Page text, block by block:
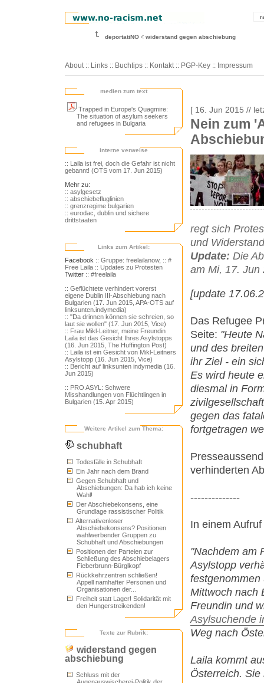
deportatiNO widerstand gegen abschiebung
About :: Links :: Buchtips :: Kontakt :: PGP-Key :: Impressum
medien zum text
Trapped in Europe's Quagmire:
The situation of asylum seekers
and refugees in Bulgaria
interne verweise
:: Laila ist frei, doch die Gefahr ist nicht
gebannt! (OTS vom 17. Jun 2015)
Mehr zu:
:: asylgesetz
:: abschiebefluglinien
:: grenzregime bulgarien
:: eurodac, dublin und sichere
drittstaaten
Links zum Artikel:
Facebook :: Gruppe: freelailanow, :: #
Free Laila :: Updates zu Protesten
Twitter :: #freelaila
:: Geflüchtete verhindert vorerst
eigene Dublin III-Abschiebung nach
Bulgarien (17. Jun 2015, APA-OTS auf
linksunten.indymedia)
:: "Da drinnen können sie schreien, so
laut sie wollen" (17. Jun 2015, Vice)
:: Frau Mikl-Leitner, meine Freundin
Laila ist das Gesicht Ihres Asylstopps
(16. Jun 2015, The Huffington Post)
:: Laila ist ein Gesicht von Mikl-Leitners
Asylstopp (16. Jun 2015, Vice)
:: Bericht auf linksunten indymedia (16.
Jun 2015)
:: PRO ASYL: Schwere
Misshandlungen von Flüchtlingen in
Bulgarien (15. Apr 2015)
Weitere Artikel zum Thema:
schubhaft
Todesfälle in Schubhaft
Ein Jahr nach dem Brand
Gegen Schubhaft und
Abschiebungen: Da hab ich keine
Wahl!
Der Abschiebekonsens, eine
Grundlage rassistischer Politik
Alternativenloser
Abschiebekonsens? Positionen
wahlwerbender Gruppen zu
Schubhaft und Abschiebungen
Positionen der Parteien zur
Schließung des Abschiebelagers
Fieberbrunn-Bürglkopf
Rückkehrzentren schließen!
Appell namhafter Personen und
Organisationen der...
Freiheit statt Lager! Solidarität mit
den Hungerstreikenden!
Texte zur Rubrik:
widerstand gegen
abschiebung
Schluss mit der
[ 16. Jun 2015 //
Nein zum
regt sich
und
Update: Die
am Mi, 17. Jun
[update
Das Refugee
Seite: "Heute
und des
ihr Ziel - ein
Es wird heute
diesmal in
gegen das
fortgetragen
verhinderten
--------------
In einem
"Nachdem am
Asylstopp
Mittwoch nach
Freundin und
Asylsuchende
Weg nach
Laila kommt
Österreich.